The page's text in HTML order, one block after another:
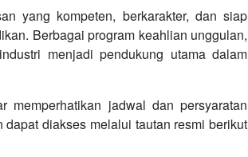
yang kompeten, berkarakter, dan siap
Berbagai program keahlian unggulan,
menjadi pendukung utama dalam
memperhatikan jadwal dan persyaratan
diakses melalui tautan resmi berikut